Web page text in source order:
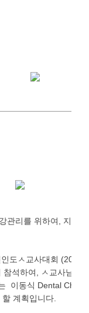
관리를 위하여 지역
도ㅅ교사대회 (2016.
참석하여
ㅅ교사님들
이동식 Dental Chair
할 계획입니다